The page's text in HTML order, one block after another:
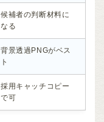
候補者の判断材料に
なる
背景透過PNGがベス
ト
採用キャッチコピー
で可